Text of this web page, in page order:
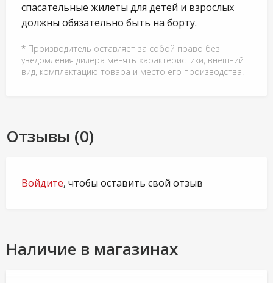
спасательные жилеты для детей и взрослых
должны обязательно быть на борту.
* Производитель оставляет за собой право без
уведомления дилера менять характеристики, внешний
вид, комплектацию товара и место его производства.
Отзывы (0)
Войдите, чтобы оставить свой отзыв
Наличие в магазинах